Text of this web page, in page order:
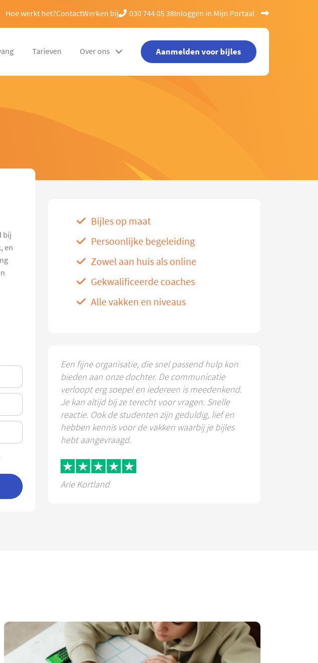
Hoe werkt het?ContactWerken bij 030 744 05 38Inloggen in Mijn Portaal
Tarieven Over ons Aanmelden voor bijles
bij
en
Bijles op maat
Persoonlijke begeleiding
Zowel aan huis als online
Gekwalificeerde coaches
Alle vakken en niveaus
Een fijne organisatie, die snel passend hulp kon
bieden aan onze dochter. De communicatie
verloopt erg soepel en iedereen is meedenkend.
Je kan altijd bij ze terecht voor vragen. Snelle
reactie. Ook de studenten zijn geduldig, lief en
hebben kennis voor de vakken waarbij je bijles
hebt aangevraagd.
Arie Kortland